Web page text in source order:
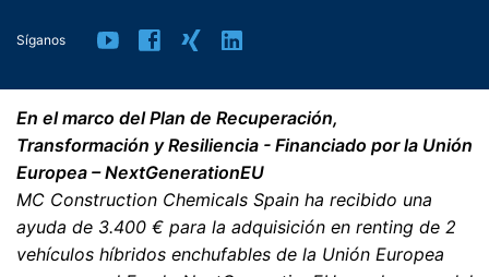
Síganos
En el marco del Plan de Recuperación,
Transformación y Resiliencia - Financiado por la Unión
Europea – NextGenerationEU
MC Construction Chemicals Spain ha recibido una
ayuda de 3.400 € para la adquisición en renting de 2
vehículos híbridos enchufables de la Unión Europea